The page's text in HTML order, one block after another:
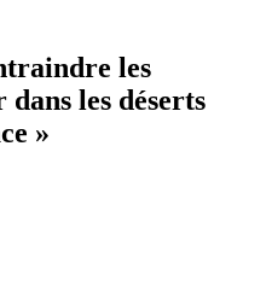
les
dans les déserts
»